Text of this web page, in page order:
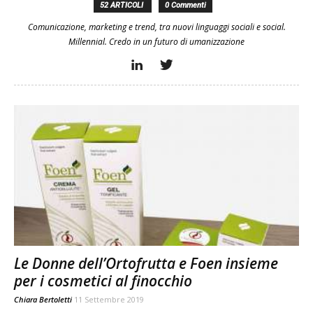
52 ARTICOLI 0 Commenti
Comunicazione, marketing e trend, tra nuovi linguaggi sociali e social.
Millennial. Credo in un futuro di umanizzazione
Le Donne dell’Ortofrutta e Foen insieme
per i cosmetici al finocchio
Chiara Bertoletti 11 Settembre 2019